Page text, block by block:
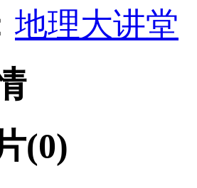
地理大讲堂
(0)